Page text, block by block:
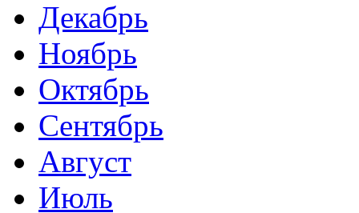
Декабрь
Ноябрь
Октябрь
Сентябрь
Август
Июль